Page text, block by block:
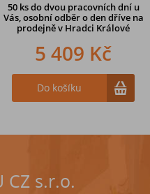
50 ks do dvou pracovních dní u
Vás, osobní odběr o den dřívena
prodejně v Hradci Králové
5 409 Kč
Do košíku
242 Kč
Do košíku
CZ s.r.o.